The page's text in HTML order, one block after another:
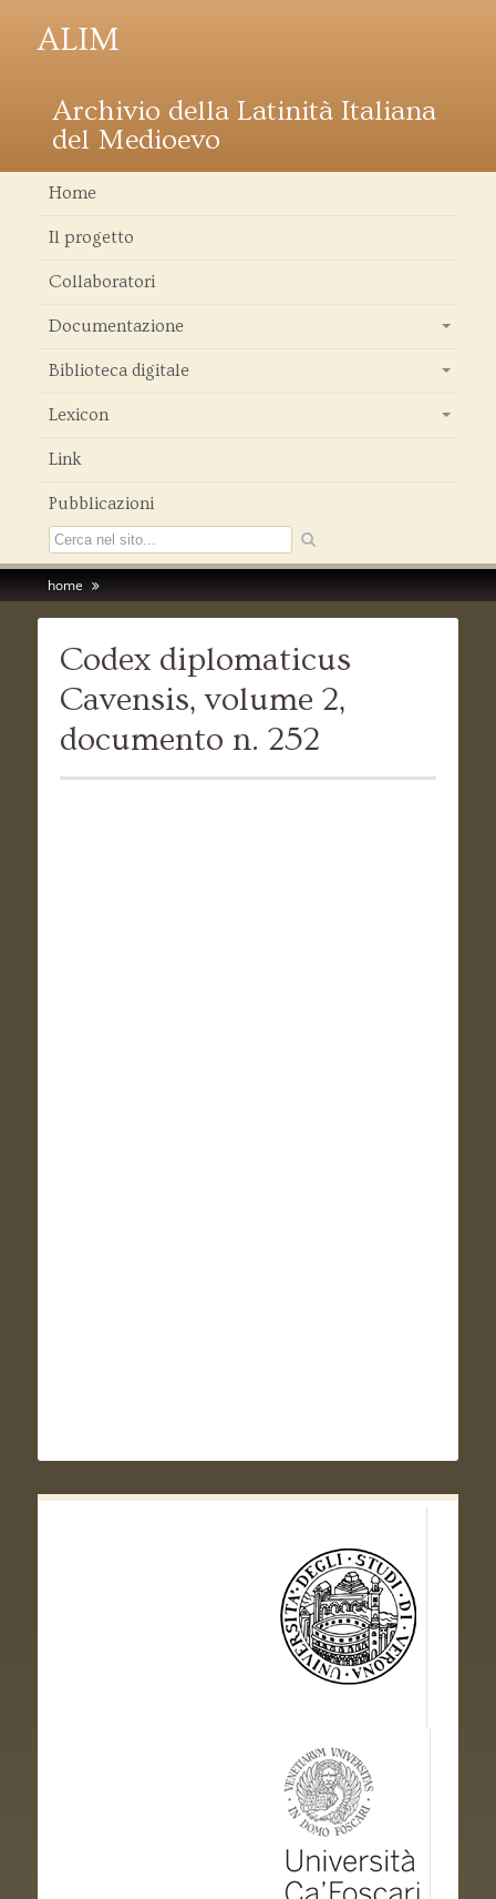
ALIM
Archivio della Latinità Italiana
del Medioevo
Home
Il progetto
Collaboratori
Documentazione
Biblioteca digitale
Lexicon
Link
Pubblicazioni
home
Codex diplomaticus
Cavensis, volume 2,
documento n. 252